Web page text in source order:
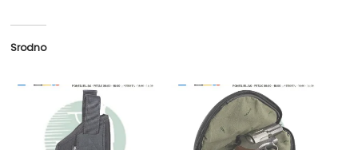
Srodno